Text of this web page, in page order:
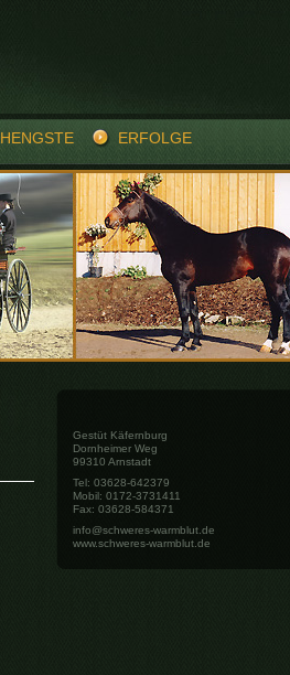
HENGSTE
ERFOLGE
Gestüt Käfernburg
Dornheimer Weg
99310 Arnstadt
Tel: 03628-642379
Mobil: 0172-3731411
Fax: 03628-584371
info@schweres-warmblut.de
www.schweres-warmblut.de